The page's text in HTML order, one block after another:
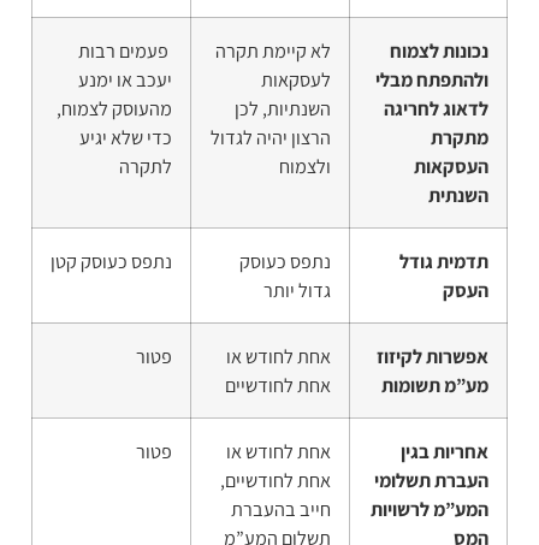
נכונות לצמוח
ולהתפתח מבלי
לדאוג לחריגה
מתקרת
העסקאות
השנתית
לא קיימת תקרה
לעסקאות
השנתיות, לכן
הרצון יהיה לגדול
ולצמוח
פעמים רבות
יעכב או ימנע
מהעוסק לצמוח,
כדי שלא יגיע
לתקרה
תדמית גודל
העסק
נתפס כעוסק
גדול יותר
נתפס כעוסק קטן
אפשרות לקיזוז
מע”מ תשומות
אחת לחודש או
אחת לחודשיים
אחריות בגין
העברת תשלומי
המע”מ לרשויות
אחת לחודש או
אחת לחודשיים,
חייב בהעברת
תשלום המע”מ